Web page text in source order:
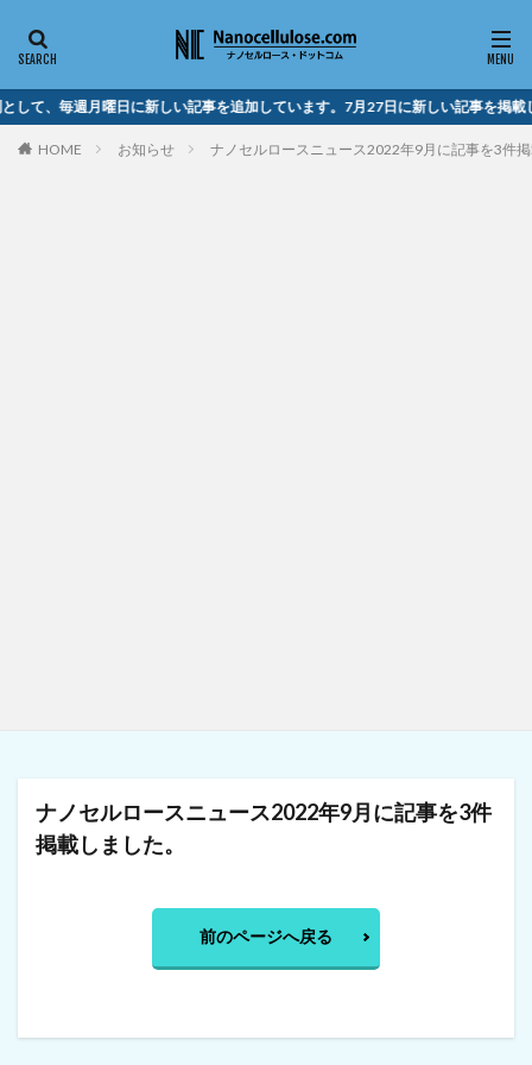
して、毎週月曜日に新しい記事を追加しています。7月27日に新しい記事を掲載
HOME お知らせ ナノセルロースニュース2022年9月に記事を3件
ナノセルロースニュース2022年9月に記事を3件
掲載しました。
前のページへ戻る